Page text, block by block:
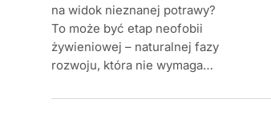
na widok nieznanej potrawy?
To może być etap neofobii
żywieniowej – naturalnej fazy
rozwoju, która nie wymaga…